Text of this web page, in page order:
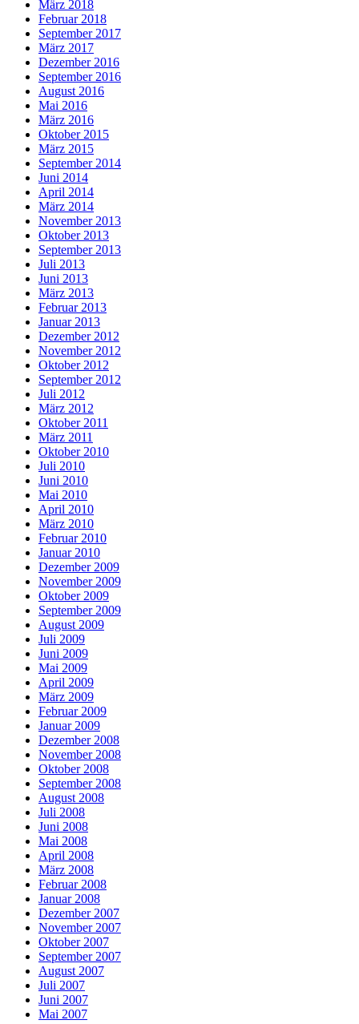
März 2018
Februar 2018
September 2017
März 2017
Dezember 2016
September 2016
August 2016
Mai 2016
März 2016
Oktober 2015
März 2015
September 2014
Juni 2014
April 2014
März 2014
November 2013
Oktober 2013
September 2013
Juli 2013
Juni 2013
März 2013
Februar 2013
Januar 2013
Dezember 2012
November 2012
Oktober 2012
September 2012
Juli 2012
März 2012
Oktober 2011
März 2011
Oktober 2010
Juli 2010
Juni 2010
Mai 2010
April 2010
März 2010
Februar 2010
Januar 2010
Dezember 2009
November 2009
Oktober 2009
September 2009
August 2009
Juli 2009
Juni 2009
Mai 2009
April 2009
März 2009
Februar 2009
Januar 2009
Dezember 2008
November 2008
Oktober 2008
September 2008
August 2008
Juli 2008
Juni 2008
Mai 2008
April 2008
März 2008
Februar 2008
Januar 2008
Dezember 2007
November 2007
Oktober 2007
September 2007
August 2007
Juli 2007
Juni 2007
Mai 2007